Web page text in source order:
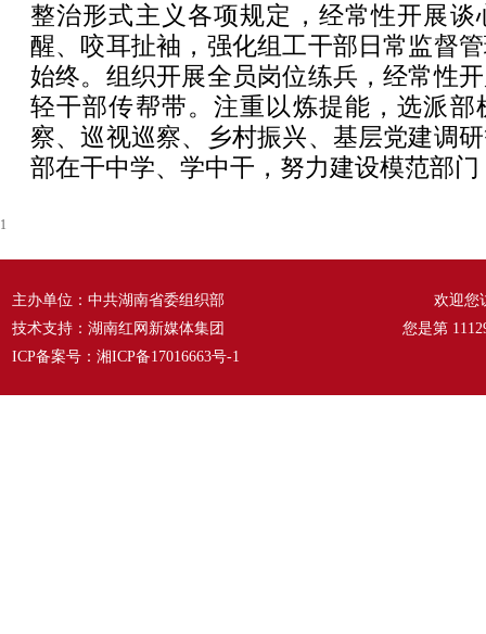
整治形式主义各项规定，经常性开展谈
醒、咬耳扯袖，强化组工干部日常监督
始终。组织开展全员岗位练兵，经常性
轻干部传帮带。注重以炼提能，选派部
察、巡视巡察、乡村振兴、基层党建调
部在干中学、学中干，努力建设模范部
1
主办单位：中共湖南省委组织部
技术支持：湖南红网新媒体集团
ICP备案号： 湘ICP备17016663号-1
欢迎您
您是第